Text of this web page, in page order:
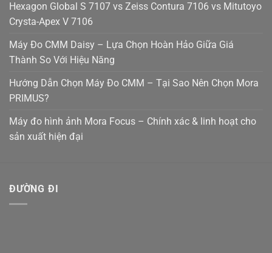
Hexagon Global S 7107 vs Zeiss Contura 7106 vs Mitutoyo
Crysta-Apex V 7106
Máy Đo CMM Daisy – Lựa Chọn Hoàn Hảo Giữa Giá
Thành So Với Hiệu Năng
Hướng Dẫn Chọn Máy Đo CMM – Tại Sao Nên Chọn Mora
PRIMUS?
Máy đo hình ảnh Mora Focus – Chính xác & linh hoạt cho
sản xuất hiện đại
ĐƯỜNG ĐI